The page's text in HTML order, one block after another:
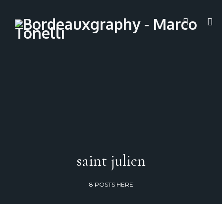
saint julien
8 POSTS HERE